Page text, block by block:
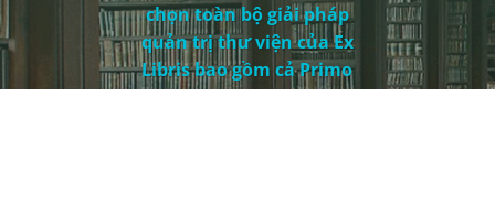
chọn toàn bộ giải pháp
quản trị thư viện của Ex
Libris bao gồm cả Primo